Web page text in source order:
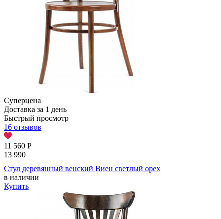
Суперцена
Доставка за 1 день
Быстрый просмотр
16 отзывов
11 560 Р
13 990
Стул деревянный венский Виен светлый орех
в наличии
Купить